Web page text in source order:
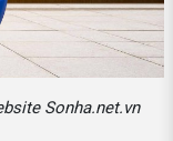
Sonha.net.vn